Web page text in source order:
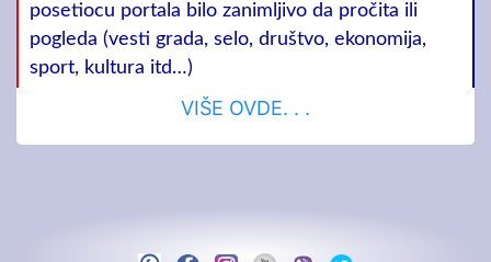
posetiocu portala bilo zanimljivo da pročita ili
pogleda (vesti grada, selo, društvo, ekonomija,
sport, kultura itd…)
VIŠE OVDE. . .